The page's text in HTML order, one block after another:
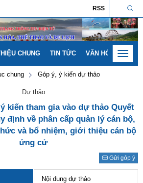
RSS
CHUNG TIN TỨC VĂN HÓA - GIA
Toggle
chung Góp ý, ý kiến dự thảo
Dự thảo
kiến tham gia vào dự thảo Quyết
định về phân cấp quản lý cán bộ,
và bổ nhiệm, giới thiệu cán bộ
ứng cử
Nội dung dự thảo
Gửi góp ý